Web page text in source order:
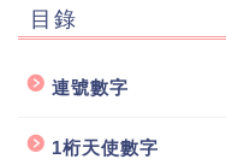
目錄
連號數字
1桁天使數字